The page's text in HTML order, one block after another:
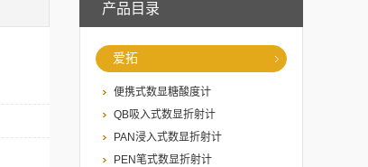
产品目录
爱拓
便携式数显糖酸度计
QB吸入式数显折射计
PAN浸入式数显折射计
PEN笔式数显折射计